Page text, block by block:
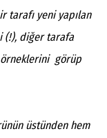
tarafı yeni yapılan
(!), diğer tarafa
örneklerini görüp
üstünden hem